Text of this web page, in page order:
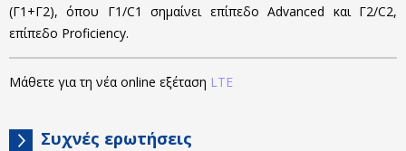
(Γ1+Γ2), όπου Γ1/C1 σημαίνει επίπεδο Advanced και Γ2/C2,
επίπεδο Proficiency.
Μάθετε για τη νέα online εξέταση LTE
Συχνές ερωτήσεις